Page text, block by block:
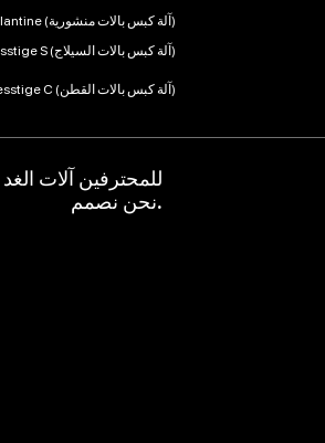
Balantine (آلة كبس بالات منشورية)
Presstige S (آلة كبس بالات السيلاج)
Presstige C (آلة كبس بالات القطن)
للمحترفين آلات الغد
نحن نصمم.